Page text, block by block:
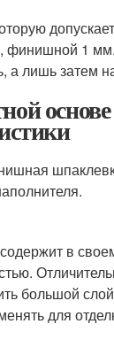
1
а лишь затем
в
большой
для